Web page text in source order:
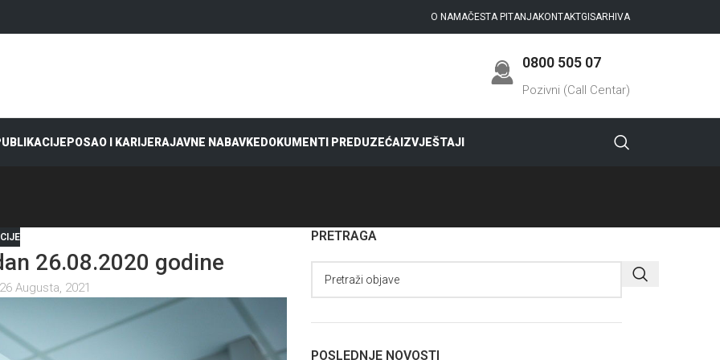
O NAMAČESTA PITANJAKONTAKTGISARHIVA
0800 505 07
Pozivni (Call Centar)
POSAO I KARIJERAJAVNE NABAVKEDOKUMENTI PREDUZEĆAIZVJEŠTAJI
26.08.2020 godine
Augusta, 2021
PRETRAGA
POSLEDNJE NOVOSTI